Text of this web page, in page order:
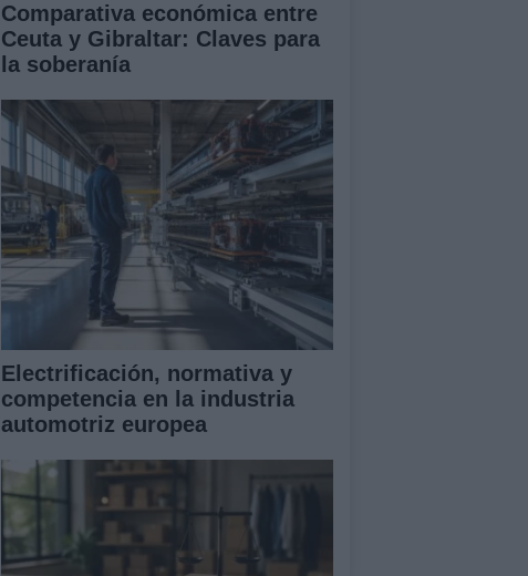
Comparativa económica entre
Ceuta y Gibraltar: Claves para
la soberanía
Electrificación, normativa y
competencia en la industria
automotriz europea